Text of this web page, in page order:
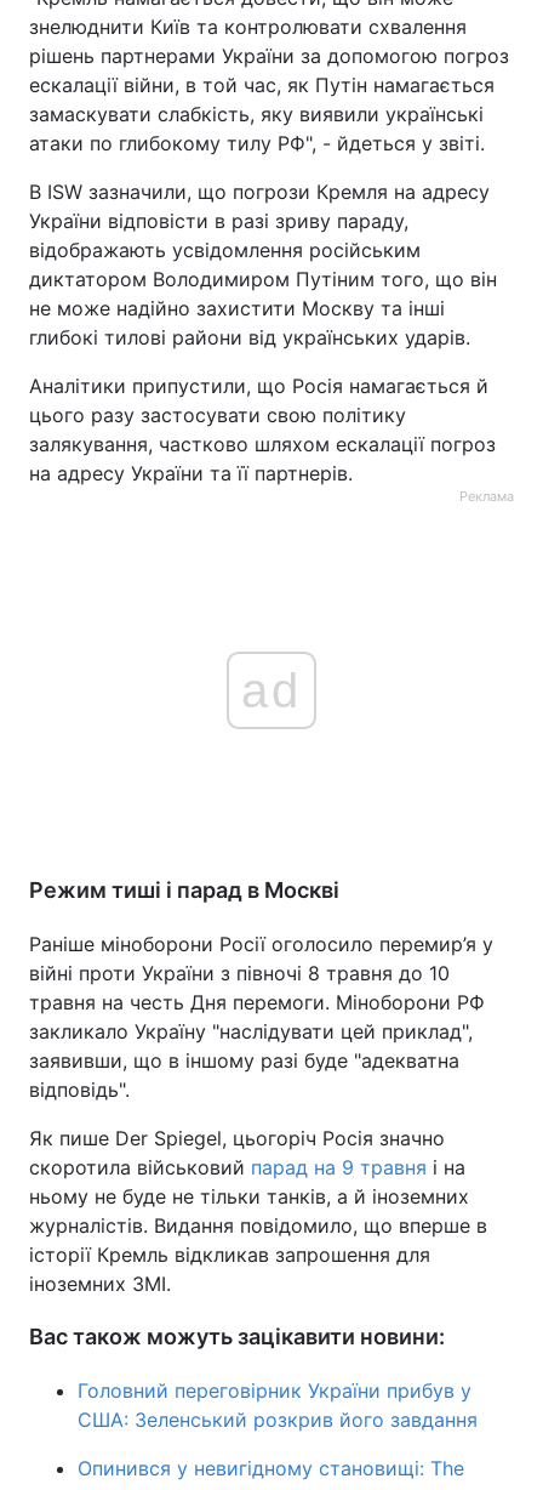
знелюднити Київ та контролювати схвалення
рішень партнерами України за допомогою погроз
ескалації війни, в той час, як Путін намагається
замаскувати слабкість, яку виявили українські
атаки по глибокому тилу РФ", - йдеться у звіті.
В ISW зазначили, що погрози Кремля на адресу
України відповісти в разі зриву параду,
відображають усвідомлення російським
диктатором Володимиром Путіним того, що він
не може надійно захистити Москву та інші
глибокі тилові райони від українських ударів.
Аналітики припустили, що Росія намагається й
цього разу застосувати свою політику
залякування, частково шляхом ескалації погроз
на адресу України та її партнерів.
Реклама
ad
Режим тиші і парад в Москві
Раніше міноборони Росії оголосило перемир’я у
війні проти України з півночі 8 травня до 10
травня на честь Дня перемоги. Міноборони РФ
закликало Україну "наслідувати цей приклад",
заявивши, що в іншому разі буде "адекватна
відповідь".
Як пише Der Spiegel, цьогоріч Росія значно
скоротила військовий парад на 9 травня і на
ньому не буде не тільки танків, а й іноземних
журналістів. Видання повідомило, що вперше в
історії Кремль відкликав запрошення для
іноземних ЗМІ.
Вас також можуть зацікавити новини:
Головний переговірник України прибув у
США: Зеленський розкрив його завдання
Опинився у невигідному становищі: The